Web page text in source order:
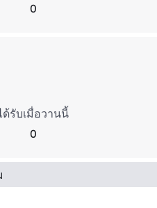
0
ด้รับเมื่อวานนี้
0